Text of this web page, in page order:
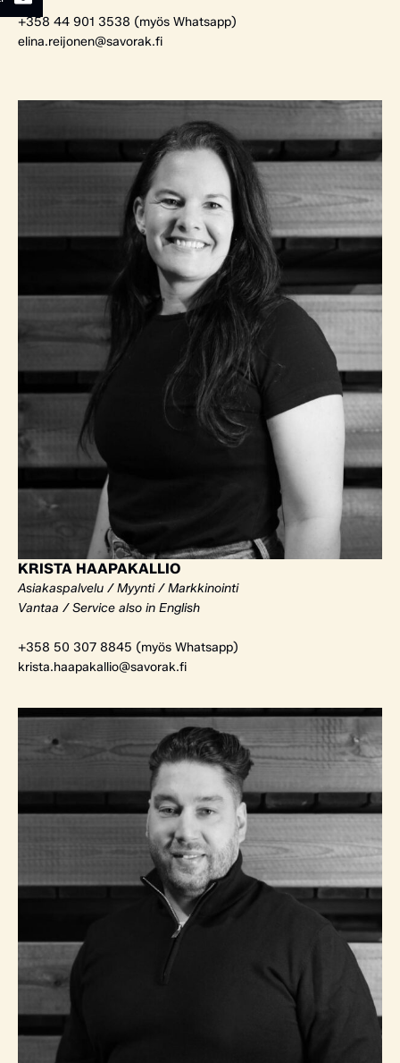
+358 44 901 3538 (myös Whatsapp)
elina.reijonen@savorak.fi
KRISTA HAAPAKALLIO
Asiakaspalvelu / Myynti / Markkinointi
Vantaa / Service also in English
+358 50 307 8845 (myös Whatsapp)
krista.haapakallio@savorak.fi